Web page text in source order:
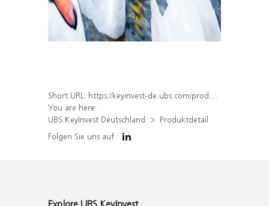
Short URL: https://keyinvest-de.ubs.com/produkt/detail/index/isin/DE000WA1P5W3
You are here:
UBS KeyInvest Deutschland
Produktdetail
Folgen Sie uns auf
Explore UBS KeyInvest